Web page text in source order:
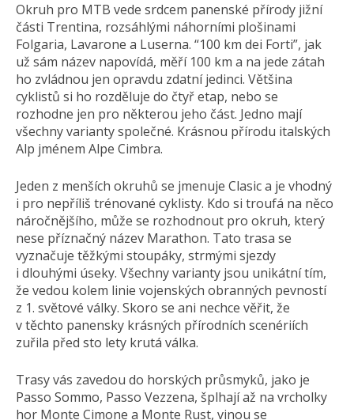
Okruh pro MTB vede srdcem panenské přírody jižní
části Trentina, rozsáhlými náhorními plošinami
Folgaria, Lavarone a Luserna. “100 km dei Forti”, jak
už sám název napovídá, měří 100 km a na jede zátah
ho zvládnou jen opravdu zdatní jedinci. Většina
cyklistů si ho rozděluje do čtyř etap, nebo se
rozhodne jen pro některou jeho část. Jedno mají
všechny varianty společné. Krásnou přírodu italských
Alp jménem Alpe Cimbra.
Jeden z menších okruhů se jmenuje Clasic a je vhodný
i pro nepříliš trénované cyklisty. Kdo si troufá na něco
náročnějšího, může se rozhodnout pro okruh, který
nese příznačný název Marathon. Tato trasa se
vyznačuje těžkými stoupáky, strmými sjezdy
i dlouhými úseky. Všechny varianty jsou unikátní tím,
že vedou kolem linie vojenských obranných pevností
z 1. světové války. Skoro se ani nechce věřit, že
v těchto panensky krásných přírodních scenériích
zuřila před sto lety krutá válka.
Trasy vás zavedou do horských průsmyků, jako je
Passo Sommo, Passo Vezzena, šplhají až na vrcholky
hor Monte Cimone a Monte Rust, vinou se